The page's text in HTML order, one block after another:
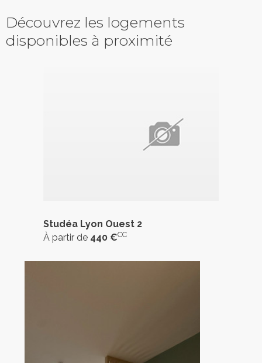
Découvrez les logements
disponibles à proximité
Studéa Lyon Ouest 2
À partir de 440 €CC